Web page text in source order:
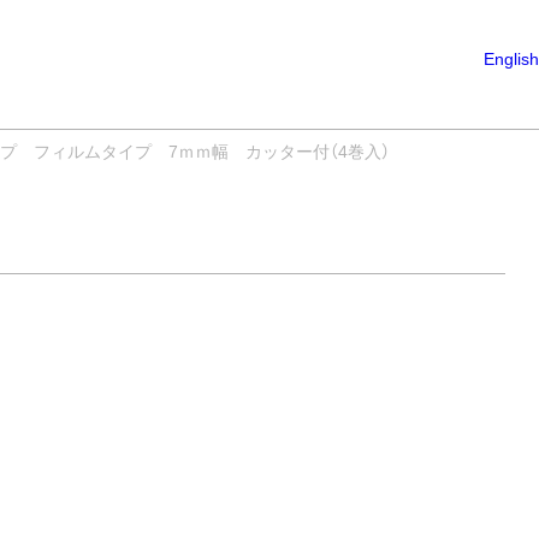
English
プ フィルムタイプ 7ｍｍ幅 カッター付（4巻入）